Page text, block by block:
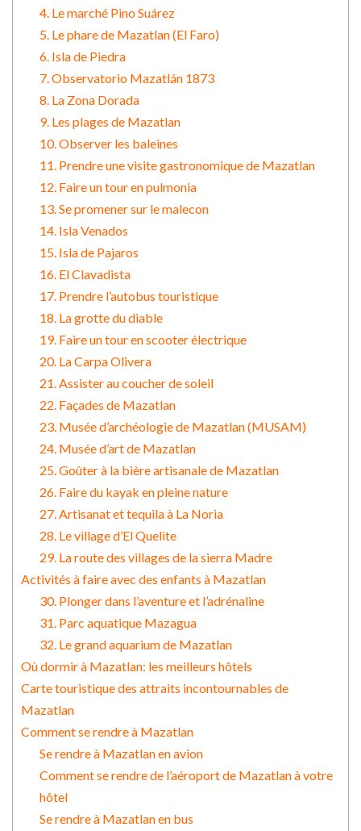
4. Le marché Pino Suárez
5. Le phare de Mazatlan (El Faro)
6. Isla de Piedra
7. Observatorio Mazatlán 1873
8. La Zona Dorada
9. Les plages de Mazatlan
10. Observer les baleines
11. Prendre une visite gastronomique de Mazatlan
12. Faire un tour en pulmonia
13. Se promener sur le malecon
14. Isla Venados
15. Isla de Pajaros
16. El Clavadista
17. Prendre l’autobus touristique
18. La grotte du diable
19. Faire un tour en scooter électrique
20. La Carpa Olivera
21. Assister au coucher de soleil
22. Façades de Mazatlan
23. Musée d’archéologie de Mazatlan (MUSAM)
24. Musée d’art de Mazatlan
25. Goûter à la bière artisanale de Mazatlan
26. Faire du kayak en pleine nature
27. Artisanat et tequila à La Noria
28. Le village d’El Quelite
29. La route des villages de la sierra Madre
Activités à faire avec des enfants à Mazatlan
30. Plonger dans l’aventure et l’adrénaline
31. Parc aquatique Mazagua
32. Le grand aquarium de Mazatlan
Où dormir à Mazatlan: les meilleurs hôtels
Carte touristique des attraits incontournables de
Mazatlan
Comment se rendre à Mazatlan
Se rendre à Mazatlan en avion
Comment se rendre de l’aéroport de Mazatlan à votre
hôtel
Se rendre à Mazatlan en bus